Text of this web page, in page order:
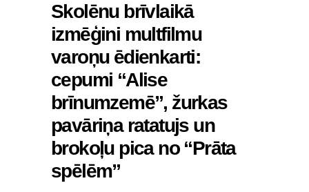
Skolēnu brīvlaikā
izmēģini multfilmu
varoņu ēdienkarti:
cepumi “Alise
brīnumzemē”, žurkas
pavāriņa ratatujs un
brokoļu pica no “Prāta
spēlēm”